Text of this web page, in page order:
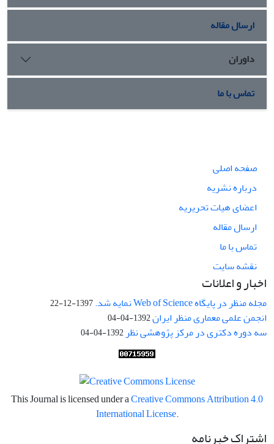
ارسال مقاله
داوران
تماس با ما
صفحه اصلی
درباره نشریه
اعضای هیات تحریریه
ارسال مقاله
تماس با ما
نقشه سایت
اخبار و اعلانات
مجله منظر در پایگاه Web of Science نمایه شد. 1397-12-22
انجمن علمی معماری منظر ایران1392-04-04
سه دوره دکتری در مرکز پژوهشی نظر 1392-04-04
This Journal is licensed under aCreative Commons Attribution 4.0
International License.
اشتراک خبرنامه